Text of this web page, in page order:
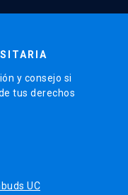
y consejo si
tus derechos
UC